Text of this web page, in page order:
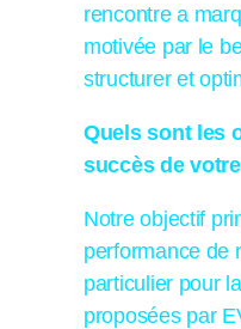
rencontre a
motivée par le
structurer et
Quels sont les
succès de
Notre objectif
performance de
particulier pour
proposées par